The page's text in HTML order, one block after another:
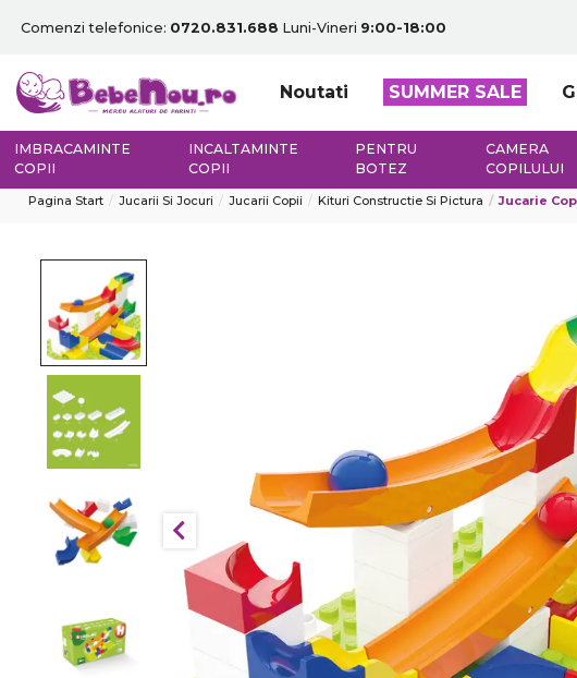
Comenzi telefonice: 0720.831.688 Luni-Vineri 9:00-18:00
Noutati SUMMER SALE
IMBRACAMINTE
COPII
INCALTAMINTE
COPII
PENTRU
BOTEZ
CAMERA
COPILULUI
Pagina Start Jucarii Si Jocuri Jucarii Copii Kituri Constructie Si Pictura Jucarie